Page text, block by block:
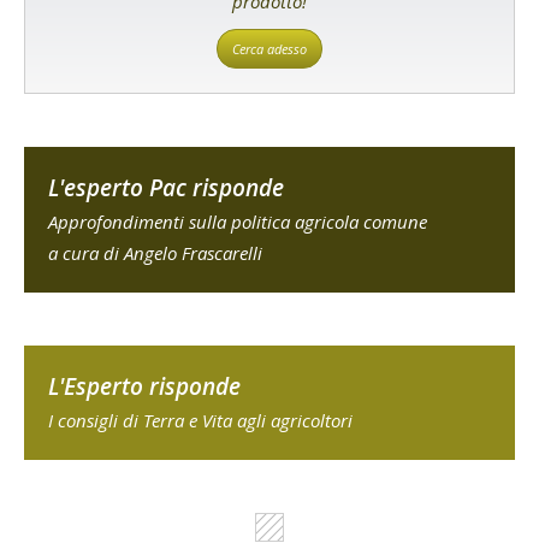
Cerca adesso
L'esperto Pac risponde
Approfondimenti sulla politica agricola comune
a cura di Angelo Frascarelli
L'Esperto risponde
I consigli di Terra e Vita agli agricoltori